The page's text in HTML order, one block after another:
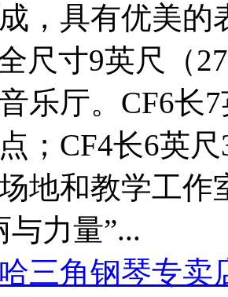
，具有优美的
尺寸9英尺（
乐厅。CF6长
；CF4长6英
地和教学工作
与力量”...
三角钢琴专卖